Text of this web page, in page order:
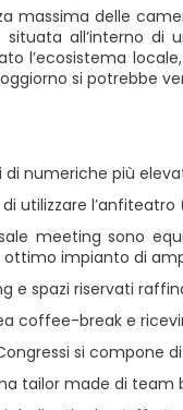
tailor made di
si compone
coffee-break e
e spazi riservati
meeting sono
impianto di
di utilizzare
di numeriche più
massima delle
all’interno di
l’ecosistema
si potrebbe